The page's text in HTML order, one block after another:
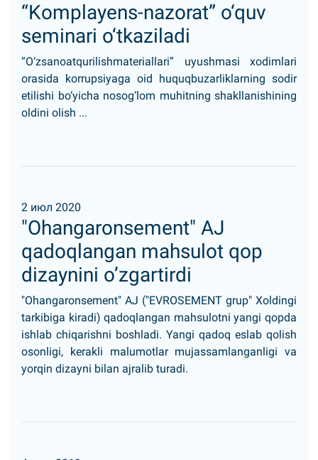
“Komplayens-nazorat” o‘quv
seminari o‘tkaziladi
“O‘zsanoatqurilishmateriallari” uyushmasi xodimlari
orasida korrupsiyaga oid huquqbuzarliklarning sodir
etilishi bo‘yicha nosog‘lom muhitning shakllanishining
oldini olish ...
2 июл 2020
"Ohangaronsement" AJ
qadoqlangan mahsulot qop
dizaynini o’zgartirdi
"Ohangaronsement" AJ ("EVROSEMENT grup" Xoldingi
tarkibiga kiradi) qadoqlangan mahsulotni yangi qopda
ishlab chiqarishni boshladi. Yangi qadoq eslab qolish
osonligi, kerakli malumotlar mujassamlanganligi va
yorqin dizayni bilan ajralib turadi.